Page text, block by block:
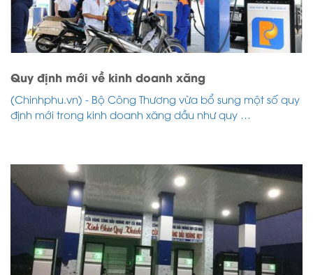
Quy định mới về kinh doanh xăng
(Chinhphu.vn) - Bộ Công Thương vừa bổ sung một số quy
định mới trong kinh doanh xăng dầu như quy …